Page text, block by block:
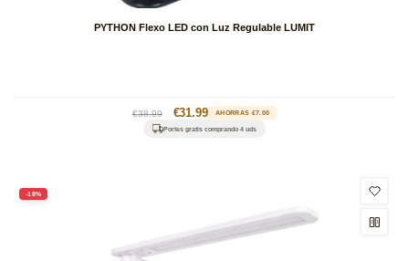
PYTHON Flexo LED con Luz Regulable LUMIT
Precio
habitual
€38.99
Precio
de
€31.99 AHORRAS €7.00
Portes gratis comprando 4 uds
-18%